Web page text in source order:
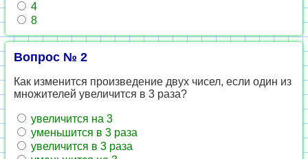
4
8
Вопрос № 2
Как изменится произведение двух чисел, если один из
множителей увеличится в 3 раза?
увеличится на 3
уменьшится в 3 раза
увеличится в 3 раза